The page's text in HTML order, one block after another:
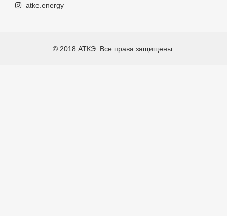
atke.energy
© 2018 АТКЭ. Все права защищены.